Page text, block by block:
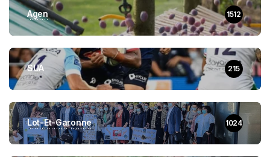
Agen 1512
SUA 215
Lot-Et-Garonne 1024